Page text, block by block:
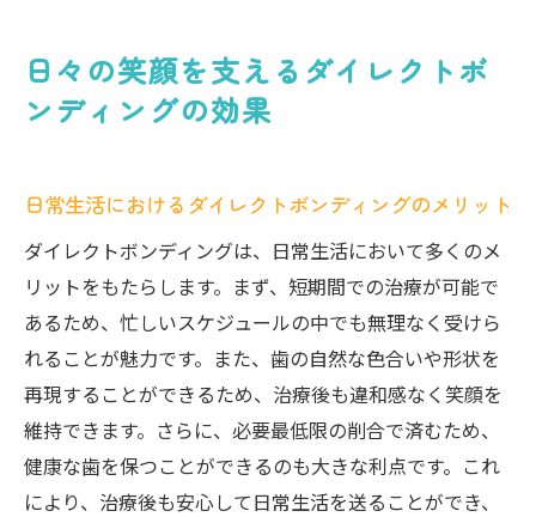
日々の笑顔を支えるダイレクトボ
ンディングの効果
日常生活におけるダイレクトボンディングのメリット
ダイレクトボンディングは、日常生活において多くのメ
リットをもたらします。まず、短期間での治療が可能で
あるため、忙しいスケジュールの中でも無理なく受けら
れることが魅力です。また、歯の自然な色合いや形状を
再現することができるため、治療後も違和感なく笑顔を
維持できます。さらに、必要最低限の削合で済むため、
健康な歯を保つことができるのも大きな利点です。これ
により、治療後も安心して日常生活を送ることができ、